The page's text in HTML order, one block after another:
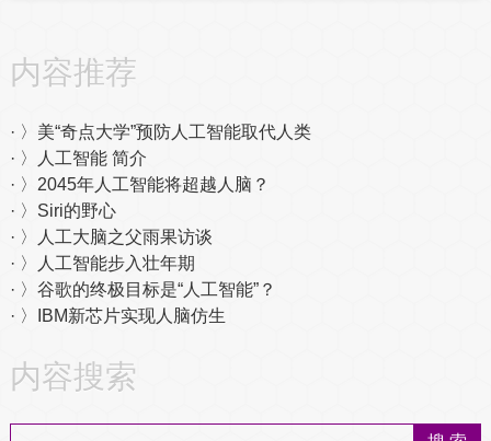
内容推荐
〉美“奇点大学”预防人工智能取代人类
〉人工智能 简介
〉2045年人工智能将超越人脑？
〉Siri的野心
〉人工大脑之父雨果访谈
〉人工智能步入壮年期
〉谷歌的终极目标是“人工智能”？
〉IBM新芯片实现人脑仿生
内容搜索